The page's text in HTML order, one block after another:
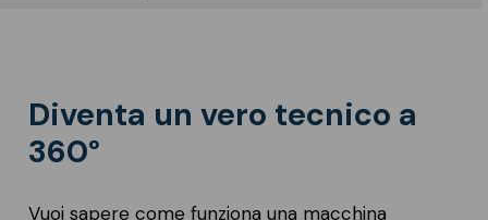
Diventa un vero tecnico a
360°
Vuoi sapere come funziona una macchina